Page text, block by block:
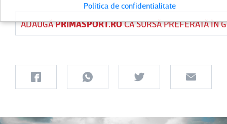
ADAUGĂPRIMASPORT.ROCA SURSĂ PREFERATĂ ÎN
Politica de confidentialitate